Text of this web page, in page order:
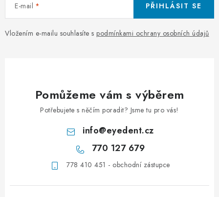
E-mail
Vložením e-mailu souhlasíte s podmínkami ochrany osobních údajů
PŘIHLÁSIT SE
Pomůžeme vám s výběrem
Potřebujete s něčím poradit? Jsme tu pro vás!
info@eyedent.cz
770 127 679
778 410 451 - obchodní zástupce